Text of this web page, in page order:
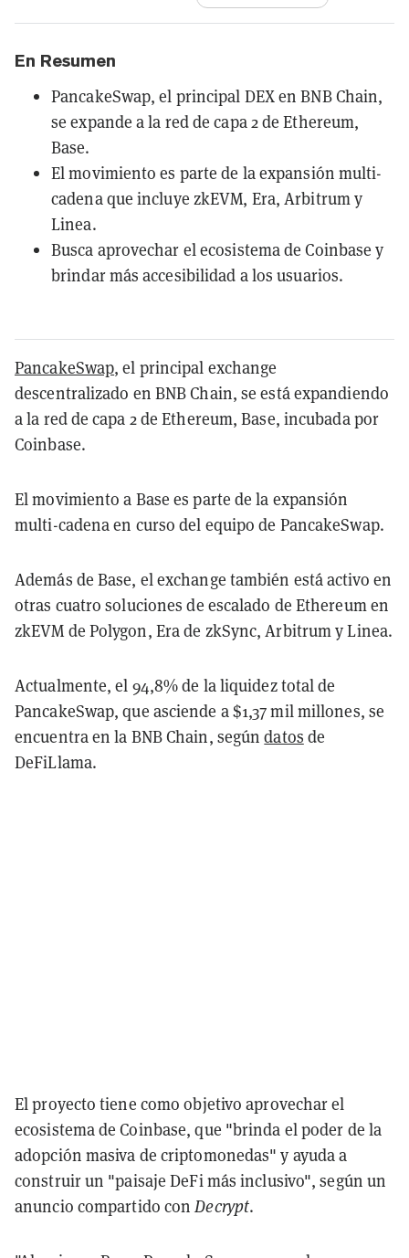
En Resumen
PancakeSwap, el principal DEX en BNB Chain,
se expande a la red de capa 2 de Ethereum,
Base.
El movimiento es parte de la expansión multi-
cadena que incluye zkEVM, Era, Arbitrum y
Linea.
Busca aprovechar el ecosistema de Coinbase y
brindar más accesibilidad a los usuarios.
PancakeSwap, el principal exchange
descentralizado en BNB Chain, se está expandiendo
a la red de capa 2 de Ethereum, Base, incubada por
Coinbase.
El movimiento a Base es parte de la expansión
multi-cadena en curso del equipo de PancakeSwap.
Además de Base, el exchange también está activo en
otras cuatro soluciones de escalado de Ethereum en
zkEVM de Polygon, Era de zkSync, Arbitrum y Linea.
Actualmente, el 94,8% de la liquidez total de
PancakeSwap, que asciende a $1,37 mil millones, se
encuentra en la BNB Chain, segúndatos de
DeFiLlama.
El proyecto tiene como objetivo aprovechar el
ecosistema de Coinbase, que "brinda el poder de la
adopción masiva de criptomonedas" y ayuda a
construir un "paisaje DeFi más inclusivo", según un
anuncio compartido conDecrypt.